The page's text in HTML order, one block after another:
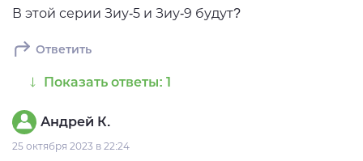
В этой серии Зиу-5 и Зиу-9 будут?
Ответить
Показать ответы: 1
Андрей К.
25 октября 2023 в 22:24